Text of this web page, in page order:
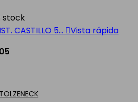
stock
Vista rápida